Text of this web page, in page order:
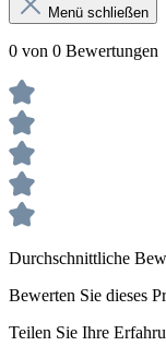
Menü schließen
0 von 0 Bewertungen
Durchschnittliche
Bewerten Sie dieses
Teilen Sie Ihre